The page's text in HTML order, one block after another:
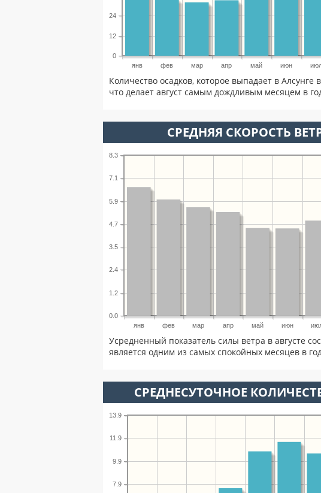
янв фев мар апр май июн
0
12
24
Количество осадков, которое выпадает в Алсунге
что делает август самым дождливым месяцем в
СРЕДНЯЯ СКОРОСТЬ
янв фев мар апр май июн
0.0
1.2
2.4
3.5
4.7
5.9
7.1
8.3
Усредненный показатель силы ветра в августе
является одним из самых спокойных месяцев в
СРЕДНЕСУТОЧНОЕ
7.9
9.9
11.9
13.9